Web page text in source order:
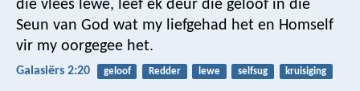
die vlees lewe, leef ek deur die geloof in die
Seun van God wat my liefgehad het en Homself
vir my oorgegee het.
Galasiërs 2:20 geloof Redder lewe selfsug kruisiging